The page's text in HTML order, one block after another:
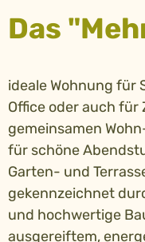
Das
ideale Wohnung für
Office oder auch für
gemeinsamen
für schöne
Garten- und
gekennzeichnet
und hochwertige
ausgereiftem,